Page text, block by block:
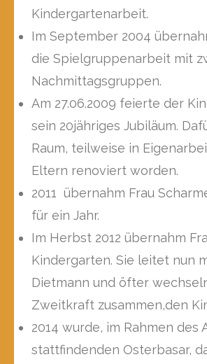
Kindergartenarbeit.
Im September 2004
die Spielgruppenarbeit mit
Nachmittagsgruppen.
Am 27.06.2009 feierte der
sein 20jähriges Jubiläum.
Raum, teilweise in
Eltern renoviert worden.
2011 übernahm Frau
für ein Jahr.
Im Herbst 2012 übernahm
Kindergarten. Sie leitet nun
Dietmann und öfter
Zweitkraft zusammen,den
2014 wurde, im Rahmen des
stattfindenden Osterbasar,